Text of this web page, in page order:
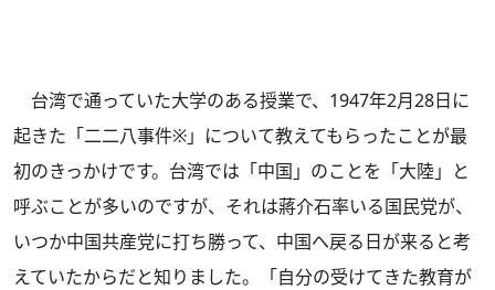
台湾で通っていた大学のある授業で、1947年2月28日に
起きた「二二八事件※」について教えてもらったことが最
初のきっかけです。台湾では「中国」のことを「大陸」と
呼ぶことが多いのですが、それは蔣介石率いる国民党が、
いつか中国共産党に打ち勝って、中国へ戻る日が来ると考
えていたからだと知りました。「自分の受けてきた教育が